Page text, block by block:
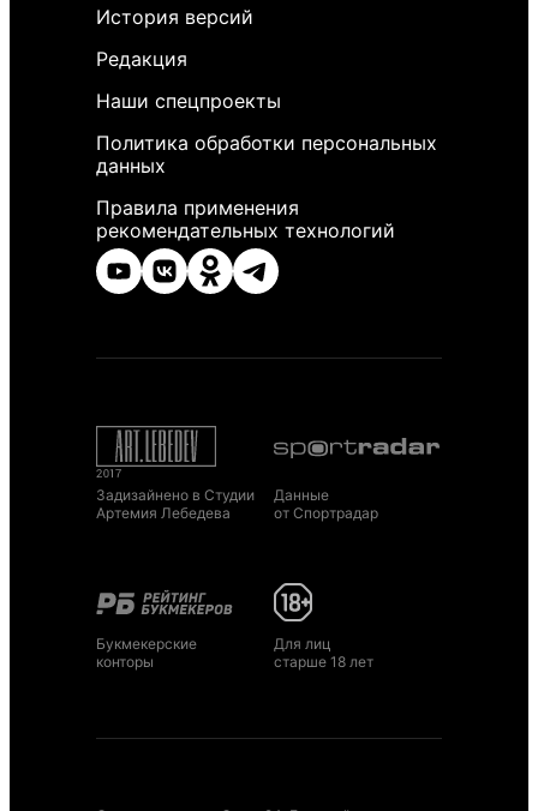
История версий
Редакция
Наши спецпроекты
Политика обработки персональных
данных
Правила применения
рекомендательных технологий
Задизайнено в Студии
Артемия Лебедева
Данные
от Спортрадар
Букмекерские
конторы
Для лиц
старше 18 лет